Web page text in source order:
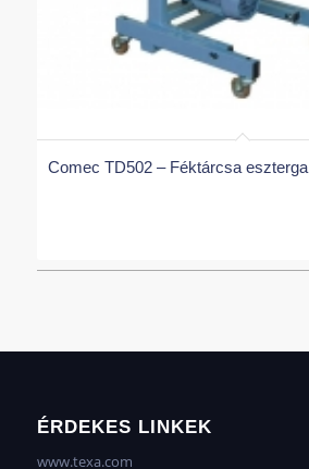
Comec TD502 – Féktárcsa eszterga
ÉRDEKES LINKEK
www.texa.com